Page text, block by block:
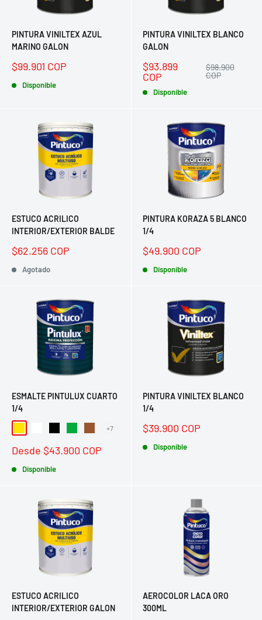
PINTURA VINILTEX AZUL
MARINO GALON
Precio
venta
$99.901 COP
Disponible
PINTURA VINILTEX BLANCO
GALON
Precio
de
venta
$93.899
COP
Precio
habitual
$98.900
COP
Disponible
ESTUCO ACRILICO
INTERIOR/EXTERIOR BALDE
Precio
venta
$62.256 COP
Agotado
PINTURA KORAZA 5 BLANCO
1/4
Precio
venta
$49.900 COP
Disponible
ESMALTE PINTULUX CUARTO
1/4
Verde Esmeralda
+7
Precio
venta
Desde $43.900 COP
Disponible
PINTURA VINILTEX BLANCO
1/4
Precio
venta
$39.900 COP
Disponible
ESTUCO ACRILICO
INTERIOR/EXTERIOR GALON
AEROCOLOR LACA ORO
300ML